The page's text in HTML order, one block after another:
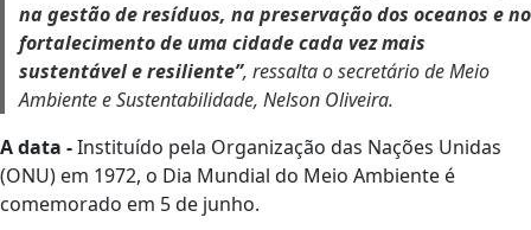
na gestão de resíduos, na preservação dos oceanos e no
fortalecimento de uma cidade cada vez mais
sustentável e resiliente”, ressalta o secretário de Meio
Ambiente e Sustentabilidade, Nelson Oliveira.
A data -Instituído pela Organização das Nações Unidas
(ONU) em 1972, o Dia Mundial do Meio Ambiente é
comemorado em 5 de junho.